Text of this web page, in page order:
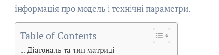
інформація про модель і технічні параметри.
Table of Contents
Діагональ та тип матриці